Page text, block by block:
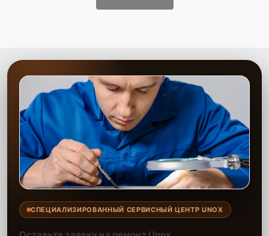
СПЕЦИАЛИЗИРОВАННЫЙ СЕРВИСНЫЙ ЦЕНТР UNOX